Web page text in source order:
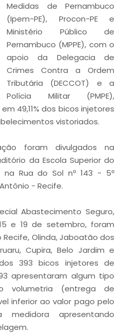
Medidas de Pernambuco
(Ipem-PE), Procon-PE e
Ministério Público de
Pernambuco (MPPE), com o
apoio da Delegacia de
Crimes Contra a Ordem
Tributária (DECCOT) e a
Polícia Militar (PMPE),
49,11% dos bicos injetores
vistoriados.
foram divulgados na
da Escola Superior do
na Rua do Sol nº 143 - 5º
- Recife.
Abastecimento Seguro,
e 19 de setembro, foram
Olinda, Jaboatão dos
Cupira, Belo Jardim e
393 bicos injetores de
apresentaram algum tipo
volumetria (entrega de
inferior ao valor pago pelo
apresentando